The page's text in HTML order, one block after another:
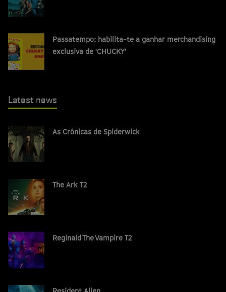
Passatempo: habilita-te a ganhar merchandising
exclusiva de 'CHUCKY'
Latest news
As Crónicas de Spiderwick
The Ark T2
Reginald The Vampire T2